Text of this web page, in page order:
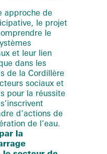
approche de
le projet
le
et leur lien
dans les
de la Cordillère
sociaux et
pour la réussite
d’actions de
de l’eau.
la